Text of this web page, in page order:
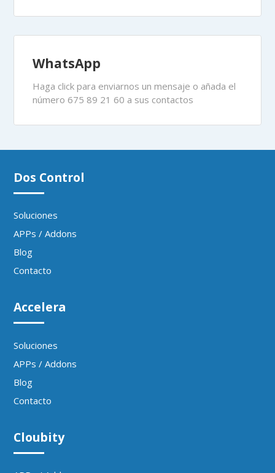
WhatsApp
Haga click para enviarnos un mensaje o añada el
número 675 89 21 60 a sus contactos
Dos Control
Soluciones
APPs / Addons
Blog
Contacto
Accelera
Soluciones
APPs / Addons
Blog
Contacto
Cloubity